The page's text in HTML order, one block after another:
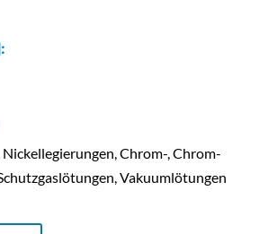
Nickellegierungen, Chrom-, Chrom-
Vakuumlötungen